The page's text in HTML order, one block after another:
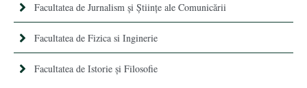
Facultatea de Jurnalism şi Ştiinţe ale Comunicării
Facultatea de Fizica si Inginerie
Facultatea de Istorie şi Filosofie